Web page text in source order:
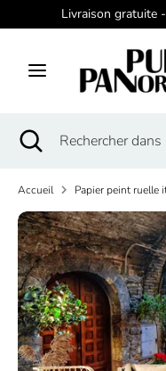
au
Livraison gratuite -
L
a
g
u
e
RechercheRechercher
boutique
RechercheRechercher
boutique
Fermer
la
Accueil Papier peint ruelle